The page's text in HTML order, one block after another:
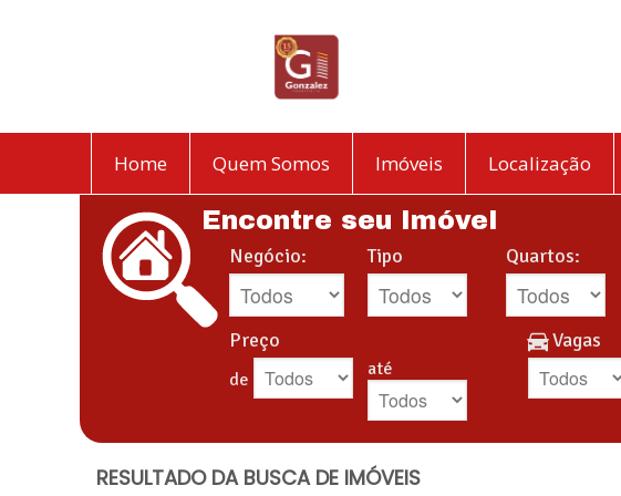
Home Quem Somos Imóveis Localização
Encontre seu Imóvel
Negócio: Tipo Quartos:
Preço
de até
Vagas
RESULTADO DA BUSCA DE IMÓVEIS